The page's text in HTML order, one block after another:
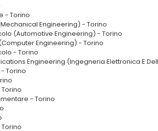
- Torino
Engineering) - Torino
(Automotive Engineering) - Torino
Engineering) - Torino
- Torino
Engineering (Ingegneria Elettronica E
Torino
- Torino